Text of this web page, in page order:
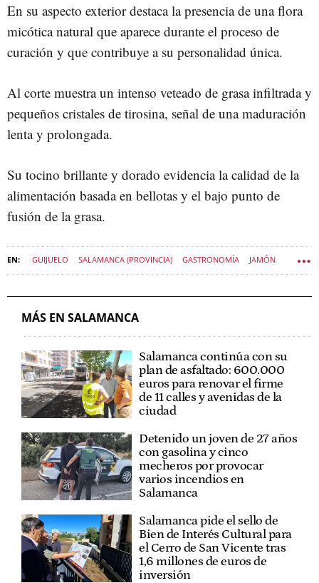
En su aspecto exterior destaca la presencia de una flora
micótica natural que aparece durante el proceso de
curación y que contribuye a su personalidad única.
Al corte muestra un intenso veteado de grasa infiltrada y
pequeños cristales de tirosina, señal de una maduración
lenta y prolongada.
Su tocino brillante y dorado evidencia la calidad de la
alimentación basada en bellotas y el bajo punto de
fusión de la grasa.
GUIJUELO SALAMANCA (PROVINCIA) GASTRONOMÍA JAMÓN
MÁS EN SALAMANCA
Salamanca continúa con su
plan de asfaltado: 600.000
euros para renovar el firme
de 11 calles y avenidas de la
ciudad
Detenido un joven de 27 años
con gasolina y cinco
mecheros por provocar
varios incendios en
Salamanca
Salamanca pide el sello de
Bien de Interés Cultural para
el Cerro de San Vicente tras
1,6 millones de euros de
inversión